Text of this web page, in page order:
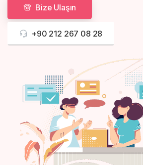
Bize Ulaşın
+90 212 267 08 28